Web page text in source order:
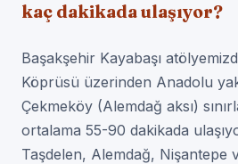
kaç dakikada ulaşıyor?
Başakşehir Kayabaşı
Köprüsü üzerinden Anadolu
Çekmeköy (Alemdağ aksı)
ortalama 55-90 dakikada
Taşdelen, Alemdağ, Nişantepe